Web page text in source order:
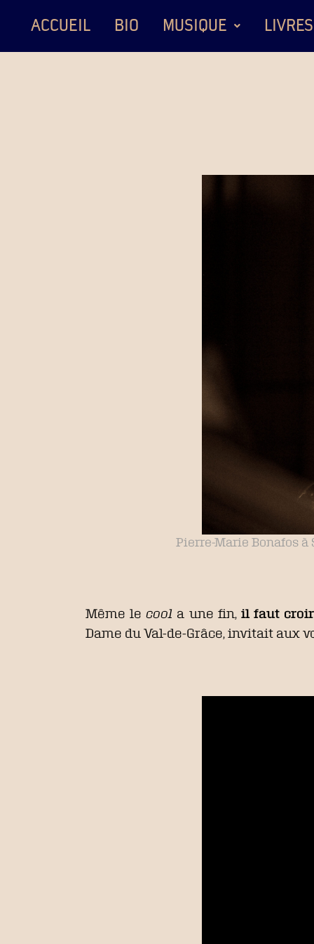
ACCUEIL BIO MUSIQUE LIVRES
Pierre-Marie Bonafos à
Même lecool a une fin,il faut
Dame du Val-de-Grâce, invitait aux